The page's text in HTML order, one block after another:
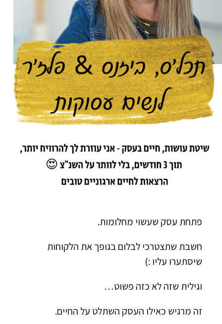
פתחת עסק שעשוי מחלומות.
חשבת שתצטרכי לבלום בגופך את הלקוחות
שיסתערו עליו :)
וגילית שזה לא כזה פשוט…
זה מרגיש כאילו העסק השתלט על החיים.